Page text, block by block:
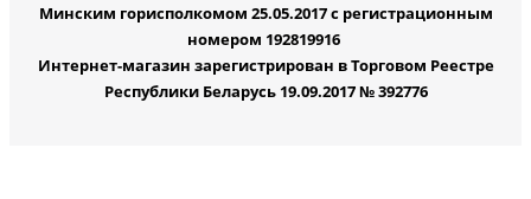
Минским горисполкомом 25.05.2017 с регистрационным
номером 192819916
Интернет-магазин зарегистрирован в Торговом Реестре
Республики Беларусь 19.09.2017 № 392776